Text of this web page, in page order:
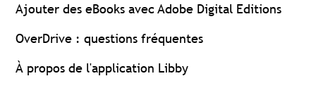
Ajouter des eBooks avec Adobe Digital Editions
OverDrive : questions fréquentes
À propos de l'application Libby